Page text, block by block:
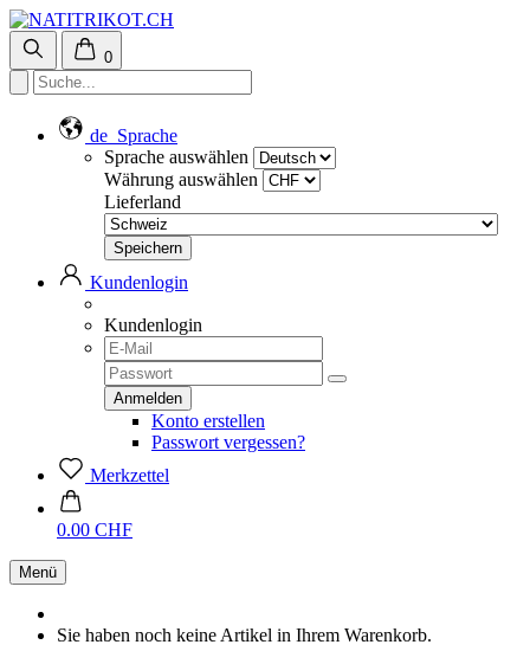
0
de Sprache
Sprache auswählen
Währung auswählen
Lieferland
Kundenlogin
Kundenlogin
Konto erstellen
Passwort vergessen?
Merkzettel
0.00 CHF
Menü
Sie haben noch keine Artikel in Ihrem Warenkorb.